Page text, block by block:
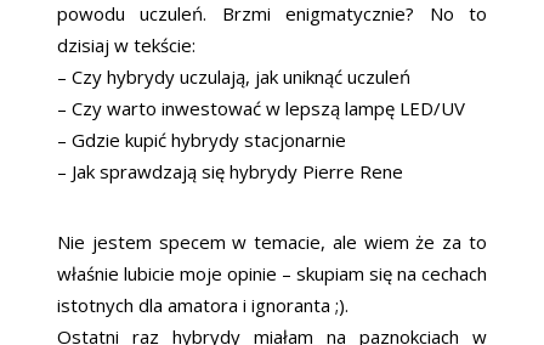
powodu uczuleń. Brzmi enigmatycznie? No to
dzisiaj w tekście:
– Czy hybrydy uczulają, jak uniknąć uczuleń
– Czy warto inwestować w lepszą lampę LED/UV
– Gdzie kupić hybrydy stacjonarnie
– Jak sprawdzają się hybrydy Pierre Rene
Nie jestem specem w temacie, ale wiem że za to
właśnie lubicie moje opinie – skupiam się na cechach
istotnych dla amatora i ignoranta ;).
Ostatni raz hybrydy miałam na paznokciach w